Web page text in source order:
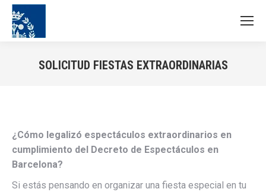
SOLICITUD FIESTAS EXTRAORDINARIAS
¿Cómo legalizó espectáculos extraordinarios en
cumplimiento del Decreto de Espectáculos en
Barcelona?
Si estás pensando en organizar una fiesta especial en tu